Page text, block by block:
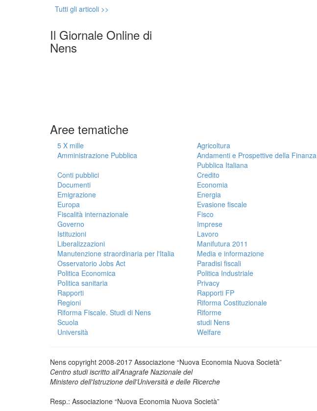
Tutti gli articoli >>
Il Giornale Online di
Nens
Aree tematiche
5 X mille Agricoltura
Amministrazione Pubblica
Andamenti e Prospettive della Finanza
Pubblica Italiana
Conti pubblici
Credito
Documenti
Economia
Emigrazione
Energia
Europa
Evasione fiscale
Fiscalità internazionale
Fisco
Governo
Imprese
Istituzioni
Lavoro
Liberalizzazioni
Manifutura 2011
Manutenzione straordinaria per l'Italia
Media e informazione
Osservatorio Jobs Act
Paradisi fiscali
Politica Economica
Politica Industriale
Politica sanitaria
Privacy
Rapporti
Rapporti FP
Regioni
Riforma Costituzionale
Riforma Fiscale. Studi di Nens
Riforme
Scuola
studi Nens
Università
Welfare
Nens copyright 2008-2017 Associazione “Nuova Economia Nuova Società”
Centro studi iscritto all'Anagrafe Nazionale del
Ministero dell'Istruzione dell'Università e delle Ricerche
Resp.: Associazione “Nuova Economia Nuova Società”